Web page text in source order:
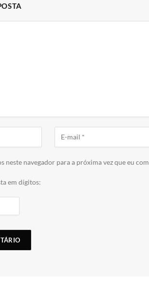
neste navegador para a próxima vez que eu
em dígitos: